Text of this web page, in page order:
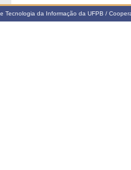
Tecnologia da Informação da UFPB /